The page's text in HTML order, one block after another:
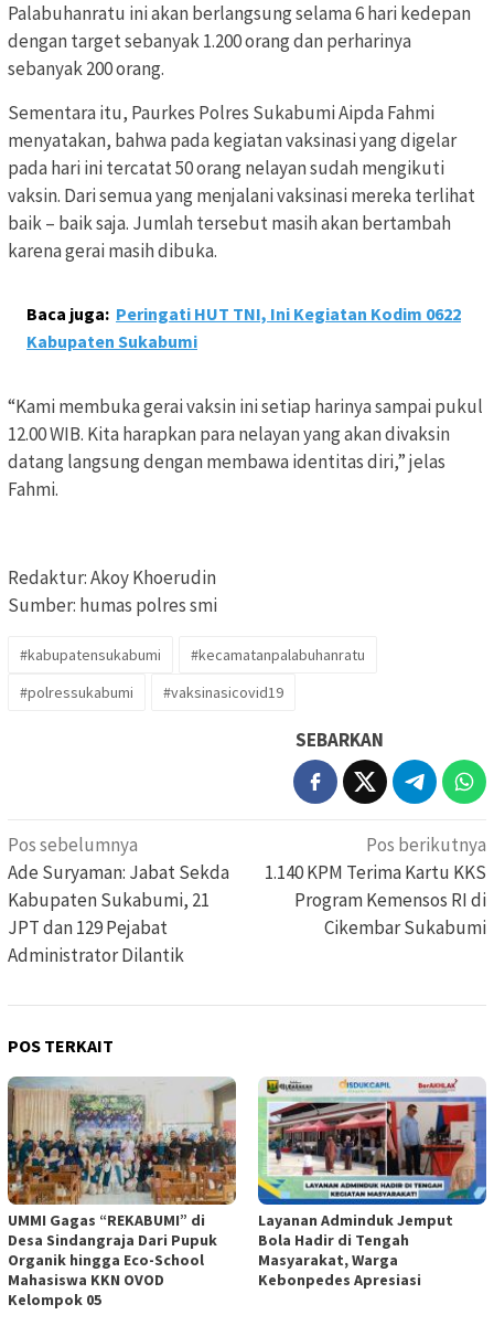
Palabuhanratu ini akan berlangsung selama 6 hari kedepan
dengan target sebanyak 1.200 orang dan perharinya
sebanyak 200 orang.
Sementara itu, Paurkes Polres Sukabumi Aipda Fahmi
menyatakan, bahwa pada kegiatan vaksinasi yang digelar
pada hari ini tercatat 50 orang nelayan sudah mengikuti
vaksin. Dari semua yang menjalani vaksinasi mereka terlihat
baik – baik saja. Jumlah tersebut masih akan bertambah
karena gerai masih dibuka.
Baca juga: Peringati HUT TNI, Ini Kegiatan Kodim 0622
Kabupaten Sukabumi
“Kami membuka gerai vaksin ini setiap harinya sampai pukul
12.00 WIB. Kita harapkan para nelayan yang akan divaksin
datang langsung dengan membawa identitas diri,” jelas
Fahmi.
Redaktur: Akoy Khoerudin
Sumber: humas polres smi
#kabupatensukabumi
#kecamatanpalabuhanratu
#polressukabumi
#vaksinasicovid19
SEBARKAN
Navigasi
pos
Pos sebelumnya
Ade Suryaman: Jabat Sekda
Kabupaten Sukabumi, 21
JPT dan 129 Pejabat
Administrator Dilantik
Pos berikutnya
1.140 KPM Terima Kartu KKS
Program Kemensos RI di
Cikembar Sukabumi
POS TERKAIT
UMMI Gagas “REKABUMI” di
Desa Sindangraja Dari Pupuk
Organik hingga Eco-School
Mahasiswa KKN OVOD
Kelompok 05
Layanan Adminduk Jemput
Bola Hadir di Tengah
Masyarakat, Warga
Kebonpedes Apresiasi